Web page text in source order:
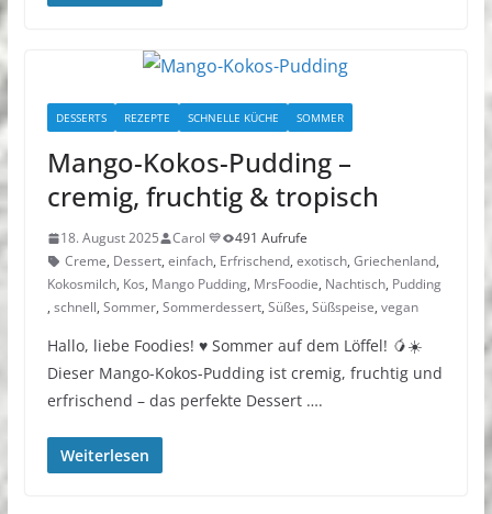
DESSERTS REZEPTE SCHNELLE KÜCHE SOMMER
Mango-Kokos-Pudding –
cremig, fruchtig & tropisch
18. August 2025 Carol 💙
491 Aufrufe
Creme, Dessert, einfach, Erfrischend, exotisch, Griechenland,
Kokosmilch, Kos, Mango Pudding, MrsFoodie, Nachtisch, Pudding
, schnell, Sommer, Sommerdessert, Süßes, Süßspeise, vegan
Hallo, liebe Foodies! ♥︎ Sommer auf dem Löffel! 🥭☀️
Dieser Mango-Kokos-Pudding ist cremig, fruchtig und
erfrischend – das perfekte Dessert ….
Weiterlesen